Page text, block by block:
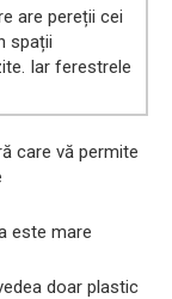
are pereții cei
spații
Iar ferestrele
care vă permite
este mare
doar plastic